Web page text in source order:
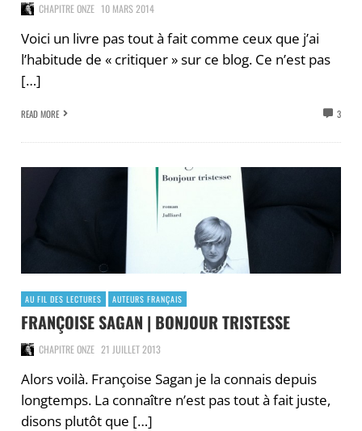
CHAPITRE ONZE 10 MARS 2014
Voici un livre pas tout à fait comme ceux que j’ai
l’habitude de « critiquer » sur ce blog. Ce n’est pas
[…]
READ MORE 3
AU FIL DES LECTURES AUTEURS FRANÇAIS
FRANÇOISE SAGAN | BONJOUR TRISTESSE
CHAPITRE ONZE 21 JUILLET 2013
Alors voilà. Françoise Sagan je la connais depuis
longtemps. La connaître n’est pas tout à fait juste,
disons plutôt que […]